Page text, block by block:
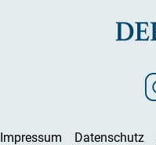
Impressum Datenschutz